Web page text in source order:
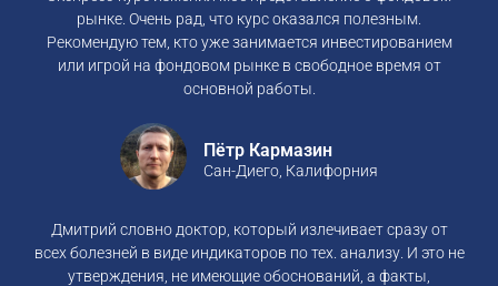
рынке. Очень рад, что курс оказался полезным.
Рекомендую тем, кто уже занимается инвестированием
или игрой на фондовом рынке в свободное время от
основной работы.
Пётр Кармазин
Сан-Диего, Калифорния
Дмитрий словно доктор, который излечивает сразу от
всех болезней в виде индикаторов по тех. анализу. И это не
утверждения, не имеющие обоснований, а факты,